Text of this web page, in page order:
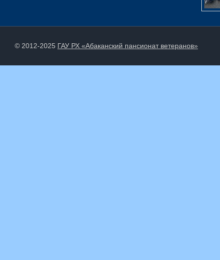
© 2012-2025 ГАУ РХ «Абаканский пансионат ветеранов»